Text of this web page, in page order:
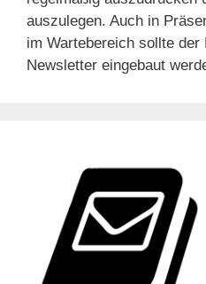
auszulegen. Auch in
im Wartebereich sollte der
Newsletter eingebaut